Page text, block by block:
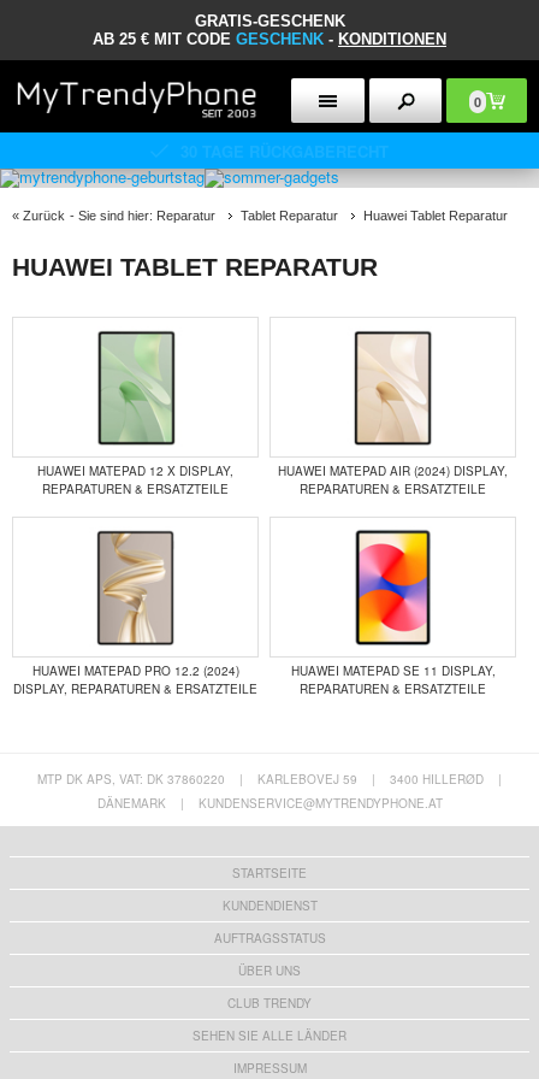
GRATIS-GESCHENK
AB 25 € MIT CODE GESCHENK - KONDITIONEN
0
30 TAGE RÜCKGABERECHT
« Zurück - Sie sind hier: Reparatur Tablet Reparatur Huawei Tablet Reparatur
HUAWEI TABLET REPARATUR
HUAWEI MATEPAD 12 X DISPLAY,
REPARATUREN & ERSATZTEILE
HUAWEI MATEPAD AIR (2024) DISPLAY,
REPARATUREN & ERSATZTEILE
HUAWEI MATEPAD PRO 12.2 (2024)
DISPLAY, REPARATUREN & ERSATZTEILE
HUAWEI MATEPAD SE 11 DISPLAY,
REPARATUREN & ERSATZTEILE
MTP DK APS, VAT: DK 37860220 | KARLEBOVEJ 59 | 3400 HILLERØD
|
DÄNEMARK
| KUNDENSERVICE@MYTRENDYPHONE.AT
STARTSEITE
KUNDENDIENST
AUFTRAGSSTATUS
ÜBER UNS
CLUB TRENDY
SEHEN SIE ALLE LÄNDER
IMPRESSUM